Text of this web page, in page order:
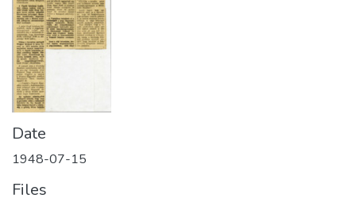
Date
1948-07-15
Files